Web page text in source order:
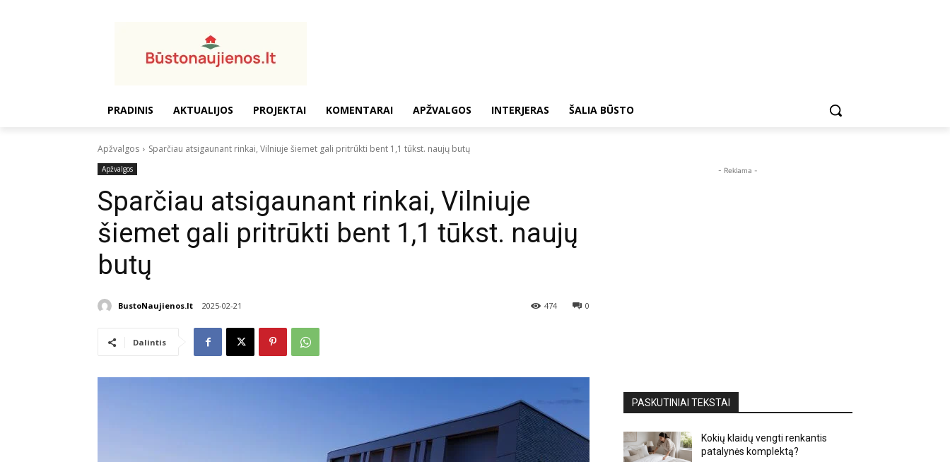
PRADINIS AKTUALIJOS PROJEKTAI KOMENTARAI APŽVALGOS INTERJERAS ŠALIA BŪSTO
Apžvalgos Sparčiau atsigaunant rinkai, Vilniuje šiemet gali pritrūkti bent 1,1 tūkst. naujų butų
Apžvalgos
Sparčiau atsigaunant rinkai, Vilniuje
šiemet gali pritrūkti bent 1,1 tūkst. naujų
butų
BustoNaujienos.lt 2025-02-21 0
474
Dalintis
- Reklama -
PASKUTINIAI TEKSTAI
Kokių klaidų vengti renkantis
patalynės komplektą?